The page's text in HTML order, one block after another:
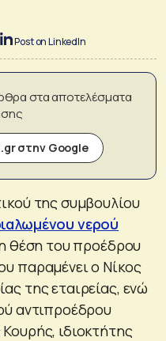
Post on LinkedIn
στα αποτελέσματα
στην Google
της συμβουλίου
νερού
θέση του προέδρου
παραμένει ο Νίκος
της εταιρείας, ενώ
αντιπροέδρου
ιδιοκτήτης